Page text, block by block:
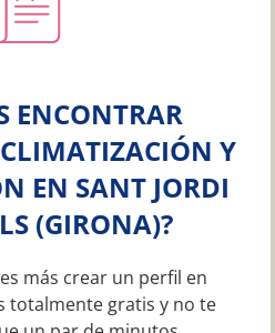
ENCONTRAR
Y
EN SANT JORDI
(GIRONA)?
más crear un perfil en
totalmente gratis y no te